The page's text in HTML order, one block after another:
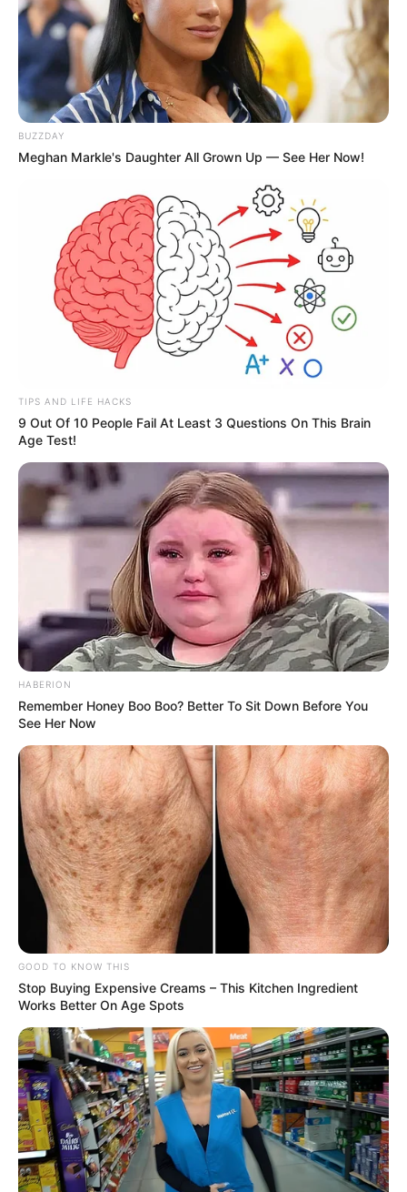
BUZZDAY
Meghan Markle's Daughter All Grown Up — See Her Now!
TIPS AND LIFE HACKS
9 Out Of 10 People Fail At Least 3 Questions On This Brain
Age Test!
HABERION
Remember Honey Boo Boo? Better To Sit Down Before You
See Her Now
GOOD TO KNOW THIS
Stop Buying Expensive Creams – This Kitchen Ingredient
Works Better On Age Spots